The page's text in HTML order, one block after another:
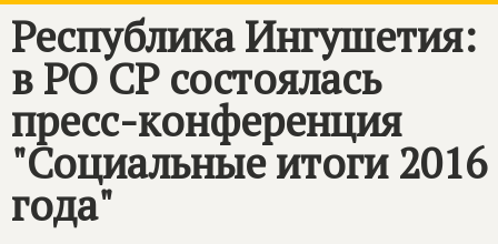
Республика Ингушетия:
в РО СР состоялась
пресс-конференция
"Социальные итоги 2016
года"